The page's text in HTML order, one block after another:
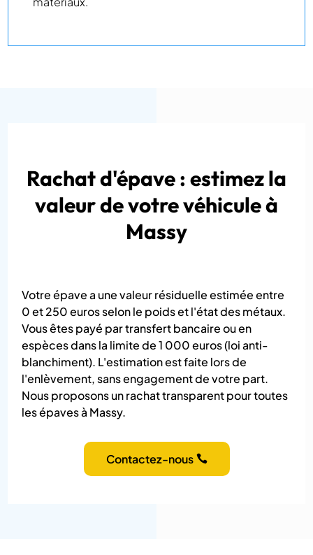
Rachat d'épave : estimez la
valeur de votre véhicule à
Massy
Votre épave a une valeur résiduelle estimée entre
0 et 250 euros selon le poids et l'état des métaux.
Vous êtes payé par transfert bancaire ou en
espèces dans la limite de 1 000 euros (loi anti-
blanchiment). L'estimation est faite lors de
l'enlèvement, sans engagement de votre part.
Nous proposons un rachat transparent pour toutes
les épaves à Massy.
Contactez-nous